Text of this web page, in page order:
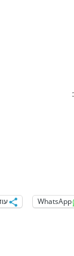
:
WhatsApp